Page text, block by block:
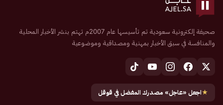
صحيفة إلكترونية سعودية تم تأسيسها عام 2007م تهتم بنشر الأخبار المحلية
والمنافسة في سبق الأخبار بمهنية ومصداقية وموضوعية
★اجعل «عاجل» مصدرك المفضل في قوقل